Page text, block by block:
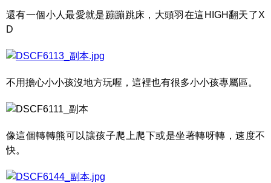
還有一個小人最愛就是蹦蹦跳床，大頭羽在這HIGH翻天了X
D
不用擔心小小孩沒地方玩喔，這裡也有很多小小孩專屬區。
像這個轉轉熊可以讓孩子爬上爬下或是坐著轉呀轉，速度不
快。